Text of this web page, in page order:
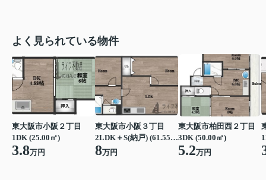
よく見られている物件
東大阪市小阪２丁目
1DK (25.00㎡)
3.8万円
東大阪市小阪３丁目
2LDK＋S(納戸) (61.55㎡)
8万円
東大阪市柏田西２丁目
3DK (50.00㎡)
5.2万円